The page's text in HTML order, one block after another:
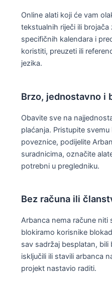
Online alati koji će vam
tekstualnih riječi ili
specifičnih kalendara i
koristiti, preuzeti ili
jezika.
Brzo, jednostavno i
Obavite sve na
plaćanja. Pristupite
poveznice, podijelite
suradnicima, označite
potrebni u pregledniku.
Bez računa ili
Arbanca nema račune niti
blokiramo korisnike
sav sadržaj besplatan,
isključili ili stavili arbanca
projekt nastavio raditi.